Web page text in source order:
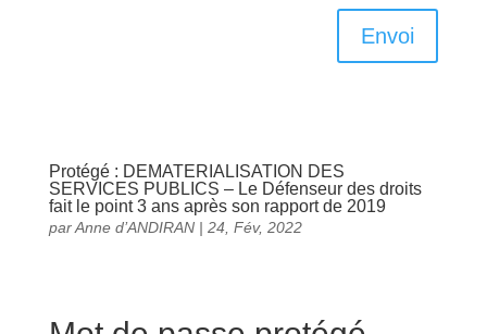
Envoi
Protégé : DEMATERIALISATION DES
SERVICES PUBLICS – Le Défenseur des droits
fait le point 3 ans après son rapport de 2019
parAnne d’ANDIRAN| 24, Fév, 2022